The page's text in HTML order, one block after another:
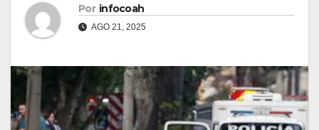
Por infocoah
AGO 21, 2025